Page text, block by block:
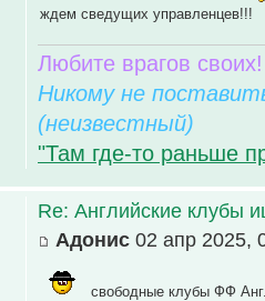
ждем сведущих управленцев!!!
Любите врагов
Никому не
(неизвестный)
"Там где-то раньше
Re: Английские клубы
Адонис 02 апр 2025,
свободные клубы ФФ